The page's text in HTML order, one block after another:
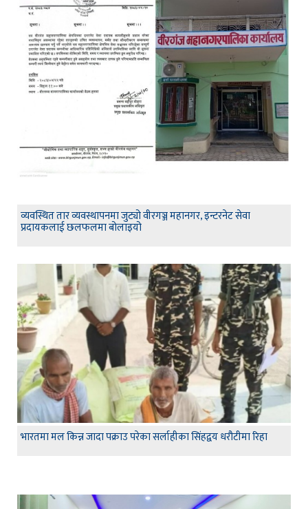
व्यवस्थित तार व्यवस्थापनमा जुट्यो वीरगञ्ज महानगर, इन्टरनेट सेवा
प्रदायकलाई छलफलमा बोलाइयो
भारतमा मल किन्न जादा पक्राउ परेका सर्लाहीका सिंहद्वय धरौटीमा रिहा